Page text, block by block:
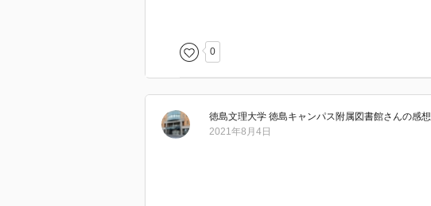
0
徳島文理大学 徳島キャンパス附属図書館さんの感想
2021年8月4日